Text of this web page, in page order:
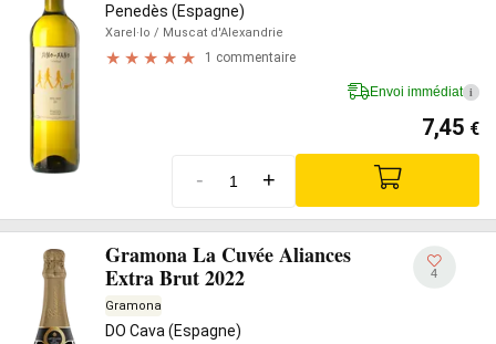
Penedès (Espagne)
Xarel·lo / Muscat d'Alexandrie
1 commentaire
Envoi immédiat i
7,45 €
- +
Gramona La Cuvée Aliances
Extra Brut 2022
Gramona
DO Cava (Espagne)
4